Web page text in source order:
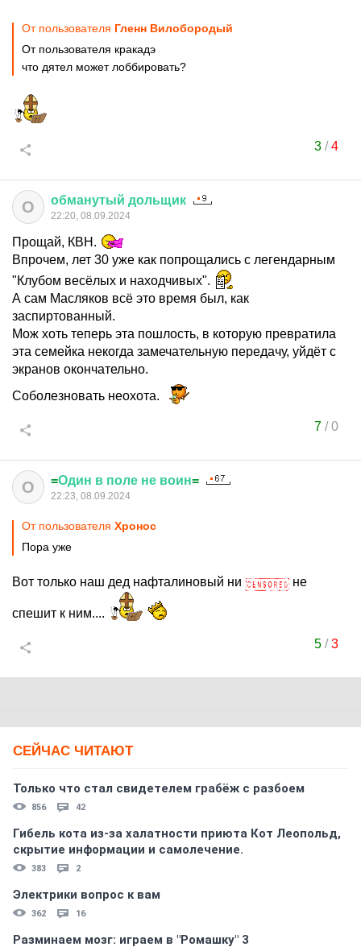
От пользователя Гленн Вилобородый
От пользователя кракадэ
что дятел может лоббировать?
3/4
О обманутый дольщик
22:20, 08.09.2024
Прощай, КВН.
Впрочем, лет 30 уже как попрощались с легендарным
"Клубом весёлых и находчивых".
А сам Масляков всё это время был, как
заспиртованный.
Мож хоть теперь эта пошлость, в которую превратила
эта семейка некогда замечательную передачу, уйдёт с
экранов окончательно.
Соболезновать неохота.
7/0
О =Один в поле не воин=
22:23, 08.09.2024
От пользователя Хронос
Пора уже
Вот только наш дед нафталиновый ни не
спешит к ним....
5/3
СЕЙЧАС ЧИТАЮТ
Только что стал свидетелем грабёж с разбоем
856 42
Гибель кота из-за халатности приюта Кот Леопольд,
скрытиe информации и самолечение.
383 2
Электрики вопрос к вам
362 16
Разминаем мозг: играем в "Ромашку" 3